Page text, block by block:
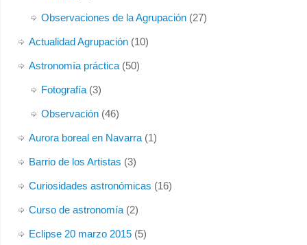
Observaciones de la Agrupación(27)
Actualidad Agrupación(10)
Astronomía práctica(50)
Fotografía(3)
Observación(46)
Aurora boreal en Navarra(1)
Barrio de los Artistas (3)
Curiosidades astronómicas (16)
Curso de astronomía(2)
Eclipse 20 marzo 2015(5)